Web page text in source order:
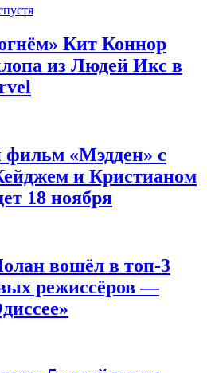
Кит Коннор
из Людей Икс в
«Мэдден» с
и Кристианом
18 ноября
вошёл в топ-3
режиссёров —